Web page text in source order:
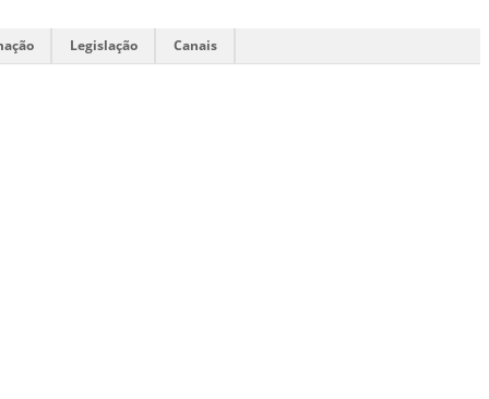
Legislação Canais